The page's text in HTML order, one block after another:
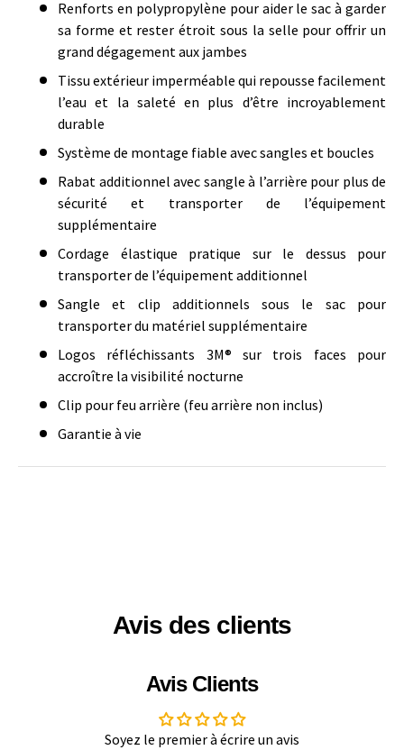
Renforts en polypropylène pour aider le sac à garder
sa forme et rester étroit sous la selle pour offrir un
grand dégagement aux jambes
Tissu extérieur imperméable qui repousse facilement
l’eau et la saleté en plus d’être incroyablement
durable
Système de montage fiable avec sangles et boucles
Rabat additionnel avec sangle à l’arrière pour plus de
sécurité et transporter de l’équipement
supplémentaire
Cordage élastique pratique sur le dessus pour
transporter de l’équipement additionnel
Sangle et clip additionnels sous le sac pour
transporter du matériel supplémentaire
Logos réfléchissants 3M® sur trois faces pour
accroître la visibilité nocturne
Clip pour feu arrière (feu arrière non inclus)
Garantie à vie
Avis des clients
Avis Clients
Soyez le premier à écrire un avis